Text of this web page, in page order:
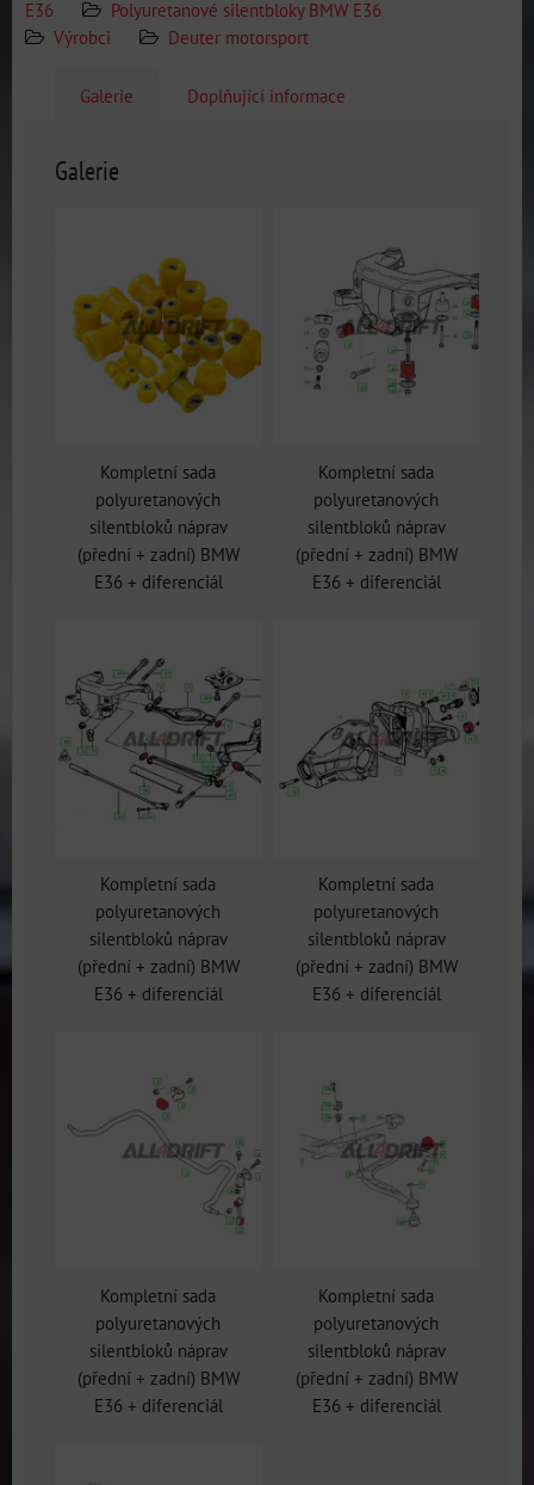
E36
Polyuretanové silentbloky BMW E36
Výrobci
Deuter motorsport
Galerie Doplňující informace
Galerie
Kompletní sada
polyuretanových
silentbloků náprav
(přední + zadní) BMW
E36 + diferenciál
Kompletní sada
polyuretanových
silentbloků náprav
(přední + zadní) BMW
E36 + diferenciál
Kompletní sada
polyuretanových
silentbloků náprav
(přední + zadní) BMW
E36 + diferenciál
Kompletní sada
polyuretanových
silentbloků náprav
(přední + zadní) BMW
E36 + diferenciál
Kompletní sada
polyuretanových
silentbloků náprav
(přední + zadní) BMW
E36 + diferenciál
Kompletní sada
polyuretanových
silentbloků náprav
(přední + zadní) BMW
E36 + diferenciál